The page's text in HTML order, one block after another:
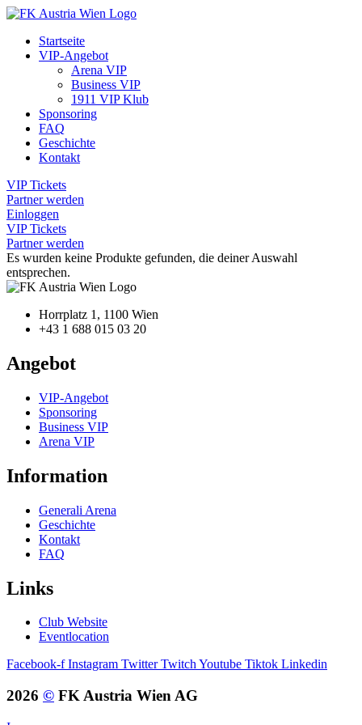
Startseite
VIP-Angebot
Arena VIP
Business VIP
1911 VIP Klub
Sponsoring
FAQ
Geschichte
Kontakt
VIP Tickets
Partner werden
Einloggen
VIP Tickets
Partner werden
Es wurden keine Produkte gefunden, die deiner Auswahl
entsprechen.
Horrplatz 1, 1100 Wien
+43 1 688 015 03 20
Angebot
VIP-Angebot
Sponsoring
Business VIP
Arena VIP
Information
Generali Arena
Geschichte
Kontakt
FAQ
Links
Club Website
Eventlocation
Facebook-f Instagram Twitter TwitchYoutube Tiktok Linkedin
2026 © FK Austria Wien AG